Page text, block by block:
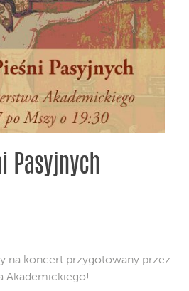
Pasyjnych
na koncert przygotowany przez
Akademickiego!